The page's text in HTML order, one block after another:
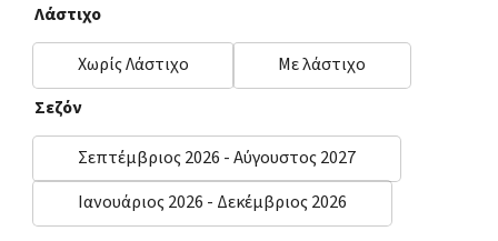
Λάστιχο
Χωρίς Λάστιχο
Με λάστιχο
Σεζόν
Σεπτέμβριος 2026 - Αύγουστος 2027
Ιανουάριος 2026 - Δεκέμβριος 2026